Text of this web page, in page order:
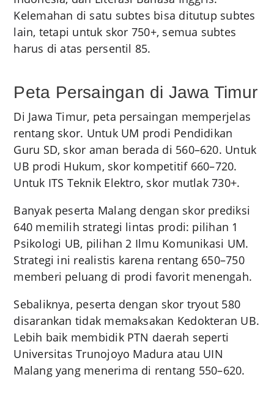
Kelemahan di satu subtes bisa ditutup subtes
lain, tetapi untuk skor 750+, semua subtes
harus di atas persentil 85.
Peta Persaingan di Jawa Timur
Di Jawa Timur, peta persaingan memperjelas
rentang skor. Untuk UM prodi Pendidikan
Guru SD, skor aman berada di 560–620. Untuk
UB prodi Hukum, skor kompetitif 660–720.
Untuk ITS Teknik Elektro, skor mutlak 730+.
Banyak peserta Malang dengan skor prediksi
640 memilih strategi lintas prodi: pilihan 1
Psikologi UB, pilihan 2 Ilmu Komunikasi UM.
Strategi ini realistis karena rentang 650–750
memberi peluang di prodi favorit menengah.
Sebaliknya, peserta dengan skor tryout 580
disarankan tidak memaksakan Kedokteran UB.
Lebih baik membidik PTN daerah seperti
Universitas Trunojoyo Madura atau UIN
Malang yang menerima di rentang 550–620.